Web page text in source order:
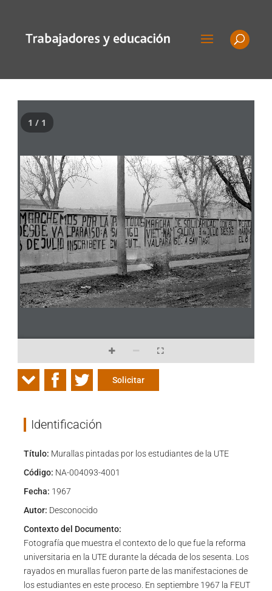
1 / 1
Solicitar
Identificación
Título: Murallas pintadas por los estudiantes de la UTE
Código: NA-004093-4001
Fecha: 1967
Autor: Desconocido
Contexto del Documento:
Fotografía que muestra el contexto de lo que fue la reforma
universitaria en la UTE durante la década de los sesenta. Los
rayados en murallas fueron parte de las manifestaciones de
los estudiantes en este proceso. En septiembre 1967 la FEUT